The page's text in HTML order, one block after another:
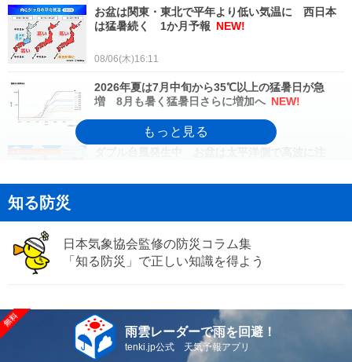
お盆は関東・東北で平年より低い気温に 西日本
は猛暑続く 1か月予報 NEW!
08/06(木)16:11
2026年夏は7月中旬から35℃以上の猛暑日が急
増 8月も暑く猛暑日さらに増加へ NEW!
海は猛暑が続く 2週間天気予報
注意 40℃に迫る暑さの所も
08/06(木)11:24
知る防災
日本気象協会監修の防災コラム集
「知る防災」で正しい知識を得よう
雨雲レーダーで雨を回避！
tenki.jp公式 天気予報アプリ